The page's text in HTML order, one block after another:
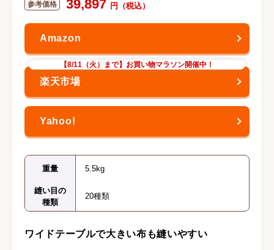
39,897
【8/11（火）まで】お買い物マラソン開催中！
重量 5.5kg
縫い目の
種類
20種類
ワイドテーブルで大きい布も縫いやすい